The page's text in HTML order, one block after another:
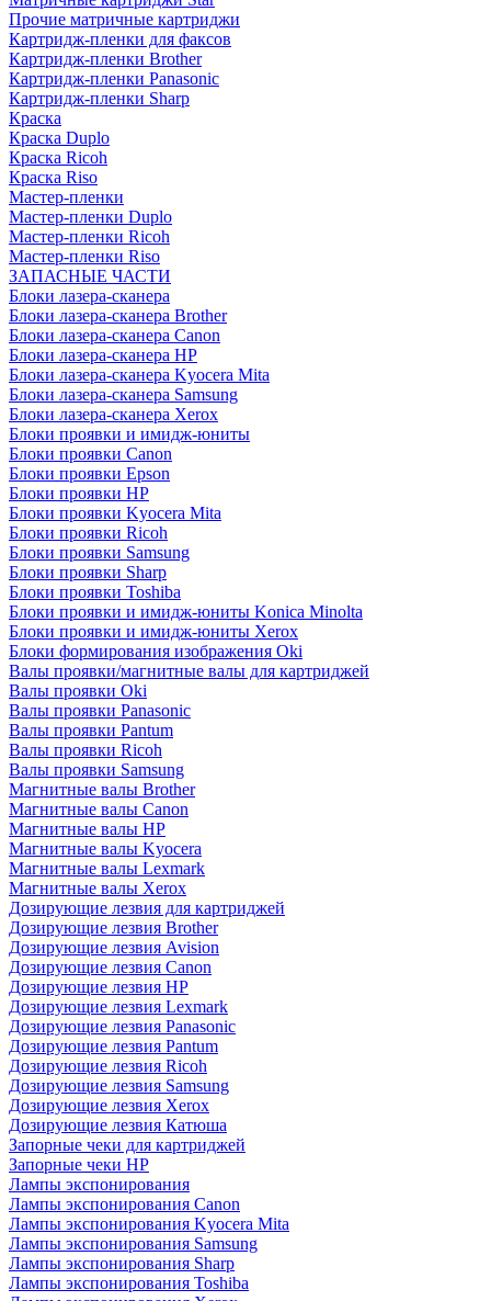
Прочие матричные картриджи
Картридж-пленки для факсов
Картридж-пленки Brother
Картридж-пленки Panasonic
Картридж-пленки Sharp
Краска
Краска Duplo
Краска Ricoh
Краска Riso
Мастер-пленки
Мастер-пленки Duplo
Мастер-пленки Ricoh
Мастер-пленки Riso
ЗАПАСНЫЕ ЧАСТИ
Блоки лазера-сканера
Блоки лазера-сканера Brother
Блоки лазера-сканера Canon
Блоки лазера-сканера HP
Блоки лазера-сканера Kyocera Mita
Блоки лазера-сканера Samsung
Блоки лазера-сканера Xerox
Блоки проявки и имидж-юниты
Блоки проявки Canon
Блоки проявки Epson
Блоки проявки HP
Блоки проявки Kyocera Mita
Блоки проявки Ricoh
Блоки проявки Samsung
Блоки проявки Sharp
Блоки проявки Toshiba
Блоки проявки и имидж-юниты Konica Minolta
Блоки проявки и имидж-юниты Xerox
Блоки формирования изображения Oki
Валы проявки/магнитные валы для картриджей
Валы проявки Oki
Валы проявки Panasonic
Валы проявки Pantum
Валы проявки Ricoh
Валы проявки Samsung
Магнитные валы Brother
Магнитные валы Canon
Магнитные валы HP
Магнитные валы Kyocera
Магнитные валы Lexmark
Магнитные валы Xerox
Дозирующие лезвия для картриджей
Дозирующие лезвия Brother
Дозирующие лезвия Avision
Дозирующие лезвия Canon
Дозирующие лезвия HP
Дозирующие лезвия Lexmark
Дозирующие лезвия Panasonic
Дозирующие лезвия Pantum
Дозирующие лезвия Ricoh
Дозирующие лезвия Samsung
Дозирующие лезвия Xerox
Дозирующие лезвия Катюша
Запорные чеки для картриджей
Запорные чеки HP
Лампы экспонирования
Лампы экспонирования Canon
Лампы экспонирования Kyocera Mita
Лампы экспонирования Samsung
Лампы экспонирования Sharp
Лампы экспонирования Toshiba